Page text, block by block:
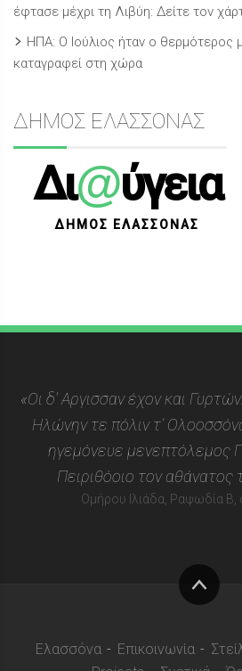
έφτασε μέχρι τη Λιβύη: Δείτε τον
ΗΠΑ: Ο Ιούλιος ήταν ο θερμότερος
καταγραφεί στη χώρα
ΔΗΜΟΣ ΕΛΑΣΣΟΝΑΣ
Δι@ύγεια
ΔΗΜΟΣ ΕΛΑΣΣΟΝΑΣ
«Οι δ’ Αργισσαν έχον και
Ηλώνην τε πόλιν τ’
ηγεμόνευε μενεπτόλεμος
Πειριθόοιο τον αθάνατος
Ομήρου Ιλιάδα, Ραψωδία Β,
Ελασσόνα Επικοινωνία